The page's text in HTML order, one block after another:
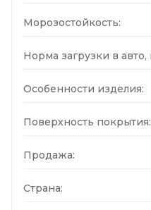
Морозостойкость:
Норма загрузки в
Особенности изделия:
Поверхность покрытия:
Продажа:
Страна: